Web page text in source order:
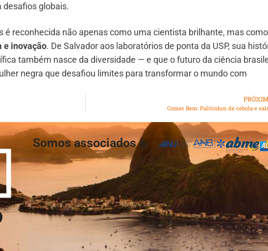
desafios globais.
é reconhecida não apenas como uma cientista brilhante, mas como
e inovação. De Salvador aos laboratórios de ponta da USP, sua
também nasce da diversidade — e que o futuro da ciência
negra que desafiou limites para transformar o mundo com
Comer Bem: Palitinhos de cebola e
Somos associados à: